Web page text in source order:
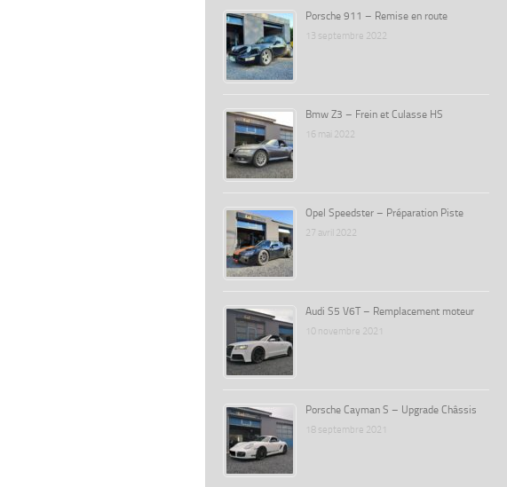
Porsche 911 – Remise en route
13 septembre 2022
Bmw Z3 – Frein et Culasse HS
16 mai 2022
Opel Speedster – Préparation Piste
27 avril 2022
Audi S5 V6T – Remplacement moteur
10 novembre 2021
Porsche Cayman S – Upgrade Châssis
18 septembre 2021